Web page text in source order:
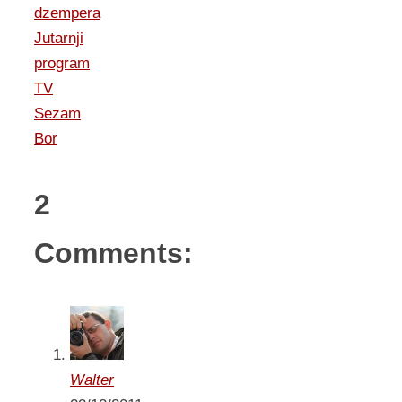
dzempera
Jutarnji
program
TV
Sezam
Bor
2
Comments:
Walter